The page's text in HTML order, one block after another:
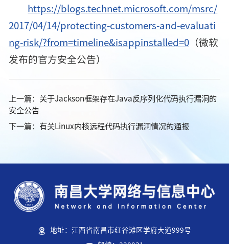
https://blogs.technet.microsoft.com/msrc/
2017/04/14/protecting-customers-and-evaluati
ng-risk/?from=timeline&isappinstalled=0 （微软
发布的官方安全公告）
上一篇： 关于Jackson框架存在Java反序列化代码执行漏洞的
安全公告
下一篇： 有关Linux内核远程代码执行漏洞情况的通报
地址：江西省南昌市红谷滩区学府大道999号